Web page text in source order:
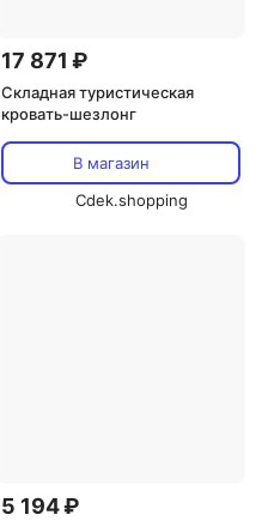
17 871 ₽
Складная туристическая
кровать-шезлонг
В магазин
Cdek.shopping
5 194 ₽